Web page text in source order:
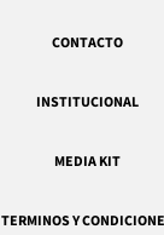
CONTACTO
INSTITUCIONAL
MEDIA KIT
TERMINOS Y